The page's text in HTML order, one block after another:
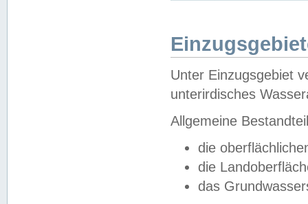
Unter Einzugsgebiet
unterirdisches
Allgemeine
die
die
das